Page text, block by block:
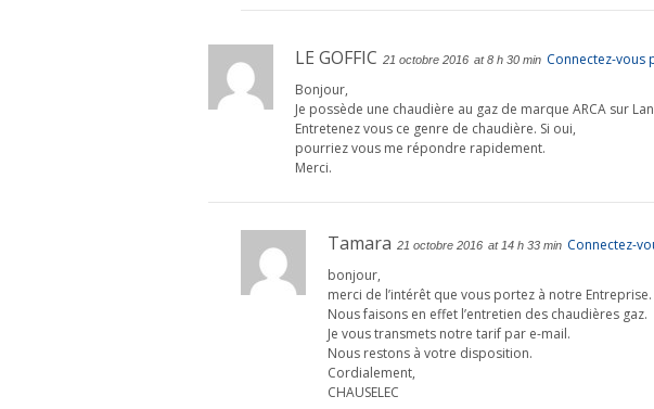
LE GOFFIC 21 octobre 2016 at 8 h 30 min Connectez-vous
Bonjour,
Je possède une chaudière au gaz de marque ARCA sur
Entretenez vous ce genre de chaudière. Si oui,
pourriez vous me répondre rapidement.
Merci.
Tamara 21 octobre 2016 at 14 h 33 min Connectez-
bonjour,
merci de l’intérêt que vous portez à notre Entreprise.
Nous faisons en effet l’entretien des chaudières gaz.
Je vous transmets notre tarif par e-mail.
Nous restons à votre disposition.
Cordialement,
CHAUSELEC